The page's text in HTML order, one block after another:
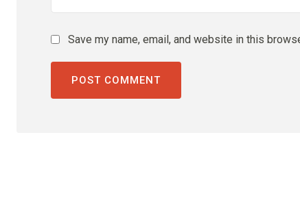
Save my name, email, and website in this